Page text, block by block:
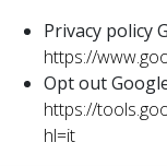
Privacy policy
https://
Opt out
https://
hl=it